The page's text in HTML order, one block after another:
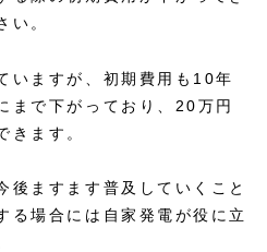
い。
いますが、初期費用も10年
まで下がっており、20万円
きます。
後ますます普及していくこと
る場合には自家発電が役に立